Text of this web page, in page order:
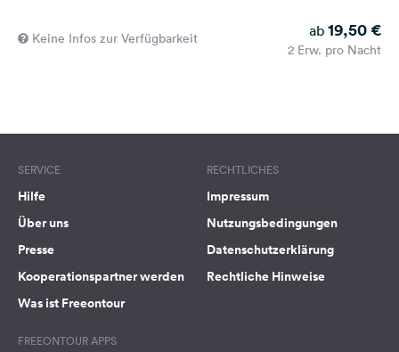
Keine Infos zur Verfügbarkeit ab 19,50 €
2 Erw. pro Nacht
SERVICE
Hilfe
Über uns
Presse
Kooperationspartner werden
Was ist Freeontour
RECHTLICHES
Impressum
Nutzungsbedingungen
Datenschutzerklärung
Rechtliche Hinweise
FREEONTOUR APPS